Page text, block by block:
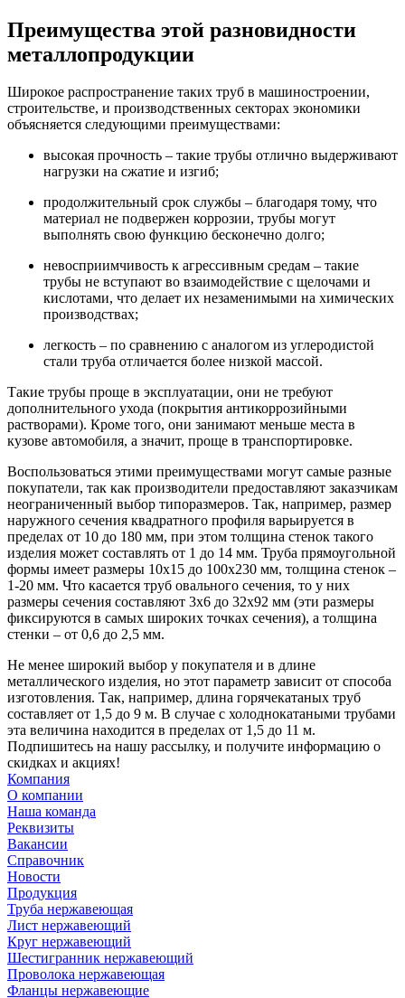
Преимущества этой разновидности
металлопродукции
Широкое распространение таких труб в машиностроении,
строительстве, и производственных секторах экономики
объясняется следующими преимуществами:
высокая прочность – такие трубы отлично выдерживают
нагрузки на сжатие и изгиб;
продолжительный срок службы – благодаря тому, что
материал не подвержен коррозии, трубы могут
выполнять свою функцию бесконечно долго;
невосприимчивость к агрессивным средам – такие
трубы не вступают во взаимодействие с щелочами и
кислотами, что делает их незаменимыми на химических
производствах;
легкость – по сравнению с аналогом из углеродистой
стали труба отличается более низкой массой.
Такие трубы проще в эксплуатации, они не требуют
дополнительного ухода (покрытия антикоррозийными
растворами). Кроме того, они занимают меньше места в
кузове автомобиля, а значит, проще в транспортировке.
Воспользоваться этими преимуществами могут самые разные
покупатели, так как производители предоставляют заказчикам
неограниченный выбор типоразмеров. Так, например, размер
наружного сечения квадратного профиля варьируется в
пределах от 10 до 180 мм, при этом толщина стенок такого
изделия может составлять от 1 до 14 мм. Труба прямоугольной
формы имеет размеры 10x15 до 100x230 мм, толщина стенок –
1-20 мм. Что касается труб овального сечения, то у них
размеры сечения составляют 3x6 до 32x92 мм (эти размеры
фиксируются в самых широких точках сечения), а толщина
стенки – от 0,6 до 2,5 мм.
Не менее широкий выбор у покупателя и в длине
металлического изделия, но этот параметр зависит от способа
изготовления. Так, например, длина горячекатаных труб
составляет от 1,5 до 9 м. В случае с холоднокатаными трубами
эта величина находится в пределах от 1,5 до 11 м.
Подпишитесь на нашу рассылку, и получите информацию о
скидках и акциях!
Компания
О компании
Наша команда
Реквизиты
Вакансии
Справочник
Новости
Продукция
Труба нержавеющая
Лист нержавеющий
Круг нержавеющий
Шестигранник нержавеющий
Проволока нержавеющая
Фланцы нержавеющие